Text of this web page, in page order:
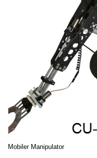
Mobiler Manipulator